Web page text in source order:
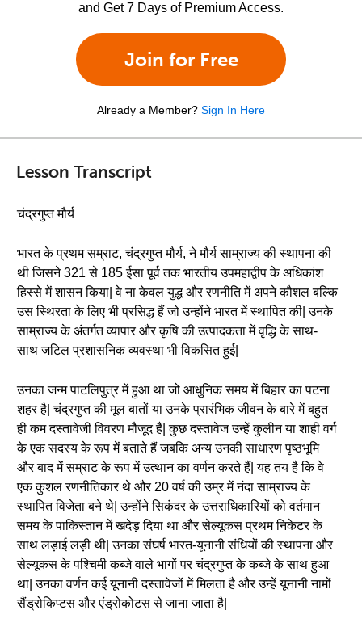
and Get 7 Days of Premium Access.
Join for Free
Already a Member? Sign In Here
Lesson Transcript
चंद्रगुप्त मौर्य
भारत के प्रथम सम्राट, चंद्रगुप्त मौर्य, ने मौर्य साम्राज्य की स्थापना की
थी जिसने 321 से 185 ईसा पूर्व तक भारतीय उपमहाद्वीप के अधिकांश
हिस्से में शासन किया| वे ना केवल युद्ध और रणनीति में अपने कौशल बल्कि
उस स्थिरता के लिए भी प्रसिद्ध हैं जो उन्होंने भारत में स्थापित की| उनके
साम्राज्य के अंतर्गत व्यापार और कृषि की उत्पादकता में वृद्धि के साथ-
साथ जटिल प्रशासनिक व्यवस्था भी विकसित हुई|
उनका जन्म पाटलिपुत्र में हुआ था जो आधुनिक समय में बिहार का पटना
शहर है| चंद्रगुप्त की मूल बातों या उनके प्रारंभिक जीवन के बारे में बहुत
ही कम दस्तावेजी विवरण मौजूद हैं| कुछ दस्तावेज उन्हें कुलीन या शाही वर्ग
के एक सदस्य के रूप में बताते हैं जबकि अन्य उनकी साधारण पृष्ठभूमि
और बाद में सम्राट के रूप में उत्थान का वर्णन करते हैं| यह तय है कि वे
एक कुशल रणनीतिकार थे और 20 वर्ष की उम्र में नंदा साम्राज्य के
स्थापित विजेता बने थे| उन्होंने सिकंदर के उत्तराधिकारियों को वर्तमान
समय के पाकिस्तान में खदेड़ दिया था और सेल्यूकस प्रथम निकेटर के
साथ लड़ाई लड़ी थी| उनका संघर्ष भारत-यूनानी संधियों की स्थापना और
सेल्यूकस के पश्चिमी कब्जे वाले भागों पर चंद्रगुप्त के कब्जे के साथ हुआ
था| उनका वर्णन कई यूनानी दस्तावेजों में मिलता है और उन्हें यूनानी नामों
सैंड्रोकिप्टस और एंड्रोकोटस से जाना जाता है|